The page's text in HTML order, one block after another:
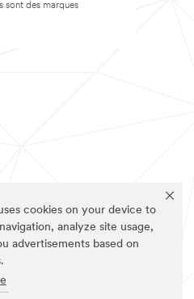
cookies on your device to
analyze site usage,
advertisements based on
sont des marques